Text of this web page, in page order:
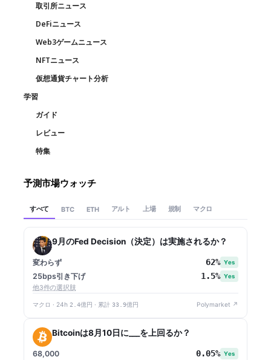
取引所ニュース
DeFiニュース
Web3ゲームニュース
NFTニュース
仮想通貨チャート分析
学習
ガイド
レビュー
特集
予測市場ウォッチ
すべて BTC ETH アルト 上場 規制 マクロ
9月のFed Decision（決定）は実施されるか？
変わらず 62% Yes
25bps引き下げ 1.5% Yes
他3件の選択肢
マクロ · 24h 2.4億円 · 累計 33.9億円 Polymarket ↗
Bitcoinは8月10日に___を上回るか？
68,000 0.05% Yes